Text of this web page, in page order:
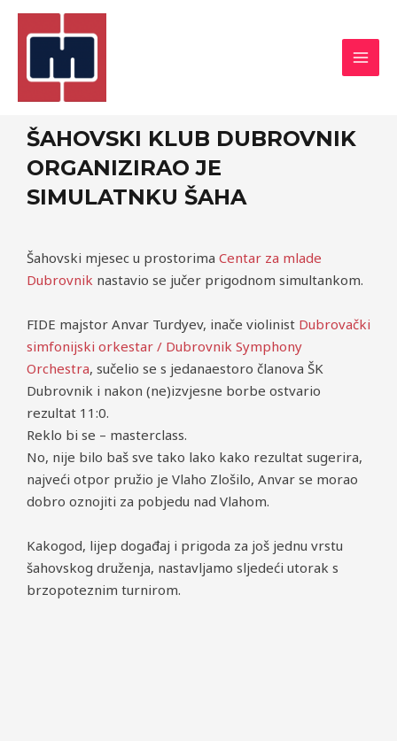
ŠAHOVSKI KLUB DUBROVNIK
ORGANIZIRAO JE
SIMULATNKU ŠAHA
Šahovski mjesec u prostorima Centar za mlade
Dubrovnik nastavio se jučer prigodnom simultankom.
FIDE majstor Anvar Turdyev, inače violinist Dubrovački
simfonijski orkestar / Dubrovnik Symphony
Orchestra, sučelio se s jedanaestoro članova ŠK
Dubrovnik i nakon (ne)izvjesne borbe ostvario
rezultat 11:0.
Reklo bi se – masterclass.
No, nije bilo baš sve tako lako kako rezultat sugerira,
najveći otpor pružio je Vlaho Zlošilo, Anvar se morao
dobro oznojiti za pobjedu nad Vlahom.
Kakogod, lijep događaj i prigoda za još jednu vrstu
šahovskog druženja, nastavljamo sljedeći utorak s
brzopoteznim turnirom.